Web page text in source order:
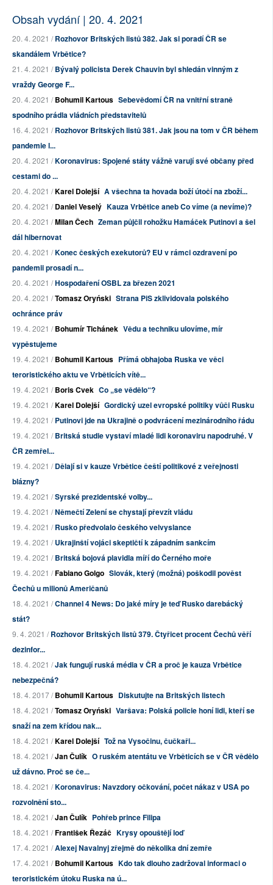
Obsah vydání | 20. 4. 2021
20. 4. 2021 /Rozhovor Britských listů 382. Jak si poradí ČR se
skandálem Vrbětice?
21. 4. 2021 /Bývalý policista Derek Chauvin byl shledán vinným z
vraždy George F...
20. 4. 2021 /Bohumil Kartous Sebevědomí ČR na vnitřní straně
spodního prádla vládních představitelů
16. 4. 2021 /Rozhovor Britských listů 381. Jak jsou na tom v ČR během
pandemie l...
20. 4. 2021 /Koronavirus: Spojené státy vážně varují své občany před
cestami do ...
20. 4. 2021 /Karel Dolejší A všechna ta hovada boží útočí na zboží...
20. 4. 2021 /Daniel Veselý Kauza Vrbětice aneb Co víme (a nevíme)?
20. 4. 2021 /Milan Čech Zeman půjčil rohožku Hamáček Putinovi a šel
dál hibernovat
20. 4. 2021 /Konec českých exekutorů? EU v rámci ozdravení po
pandemii prosadí n...
20. 4. 2021 /Hospodaření OSBL za březen 2021
20. 4. 2021 /Tomasz Oryński Strana PiS zklividovala polského
ochránce práv
19. 4. 2021 /Bohumír Tichánek Vědu a techniku ulovíme, mír
vypěstujeme
19. 4. 2021 /Bohumil Kartous Přímá obhajoba Ruska ve věci
teroristického aktu ve Vrběticích vítě...
19. 4. 2021 /Boris Cvek Co „se vědělo“?
19. 4. 2021 /Karel Dolejší Gordický uzel evropské politiky vůči Rusku
19. 4. 2021 /Putinovi jde na Ukrajině o podvrácení mezinárodního řádu
19. 4. 2021 /Britská studie vystaví mladé lidi koronaviru napodruhé. V
ČR zemřel...
19. 4. 2021 /Dělají si v kauze Vrbětice čeští politikové z veřejnosti
blázny?
19. 4. 2021 /Syrské prezidentské volby...
19. 4. 2021 /Němečtí Zelení se chystají převzít vládu
19. 4. 2021 /Rusko předvolalo českého velvyslance
19. 4. 2021 /Ukrajinští vojáci skeptičtí k západním sankcím
19. 4. 2021 /Britská bojová plavidla míří do Černého moře
19. 4. 2021 /Fabiano Golgo Slovák, který (možná) poškodil pověst
Čechů u milionů Američanů
18. 4. 2021 /Channel 4 News: Do jaké míry je teď Rusko darebácký
stát?
9. 4. 2021 /Rozhovor Britských listů 379. Čtyřicet procent Čechů věří
dezinfor...
18. 4. 2021 /Jak fungují ruská média v ČR a proč je kauza Vrbětice
nebezpečná?
18. 4. 2017 /Bohumil Kartous Diskutujte na Britských listech
18. 4. 2021 /Tomasz Oryński Varšava: Polská policie honí lidi, kteří se
snaží na zem křídou nak...
18. 4. 2021 /Karel Dolejší Tož na Vysočinu, čučkaři...
18. 4. 2021 /Jan Čulík O ruském atentátu ve Vrběticích se v ČR vědělo
už dávno. Proč se če...
18. 4. 2021 /Koronavirus: Navzdory očkování, počet nákaz v USA po
rozvolnění sto...
18. 4. 2021 /Jan Čulík Pohřeb prince Filipa
18. 4. 2021 /František Řezáč Krysy opouštějí loď
17. 4. 2021 /Alexej Navalnyj zřejmě do několika dní zemře
17. 4. 2021 /Bohumil Kartous Kdo tak dlouho zadržoval informaci o
teroristickém útoku Ruska na ú...